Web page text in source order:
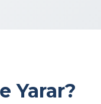
Yarar?